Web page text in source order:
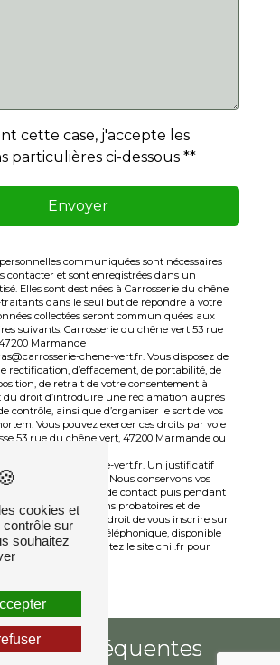
cette case, j'accepte les
particulières ci-dessous **
Envoyer
communiquées sont nécessaires
contacter et sont enregistrées dans un
Elles sont destinées à Carrosserie du chêne
traitants dans le seul but de répondre à votre
collectées seront communiquées aux
suivants: Carrosserie du chêne vert 53 rue
Marmande
chene-vert.fr. Vous disposez de
rectification, d’effacement, de portabilité, de
de retrait de votre consentement à
du droit d’introduire une réclamation auprès
contrôle, ainsi que d’organiser le sort de vos
Vous pouvez exercer ces droits par voie
53 rue du chêne vert, 47200 Marmande ou
chene-vert.fr. Un justificatif
vous être demandé. Nous conservons vos
la période de prise de contact puis pendant
légale aux fins probatoires et de
Vous avez le droit de vous inscrire sur
au démarchage téléphonique, disponible
Bloctel.gouv.fr
. Consultez le site cnil.fr pour
sur vos droits.
fréquentes
cookies et
contrôle sur
souhaitez